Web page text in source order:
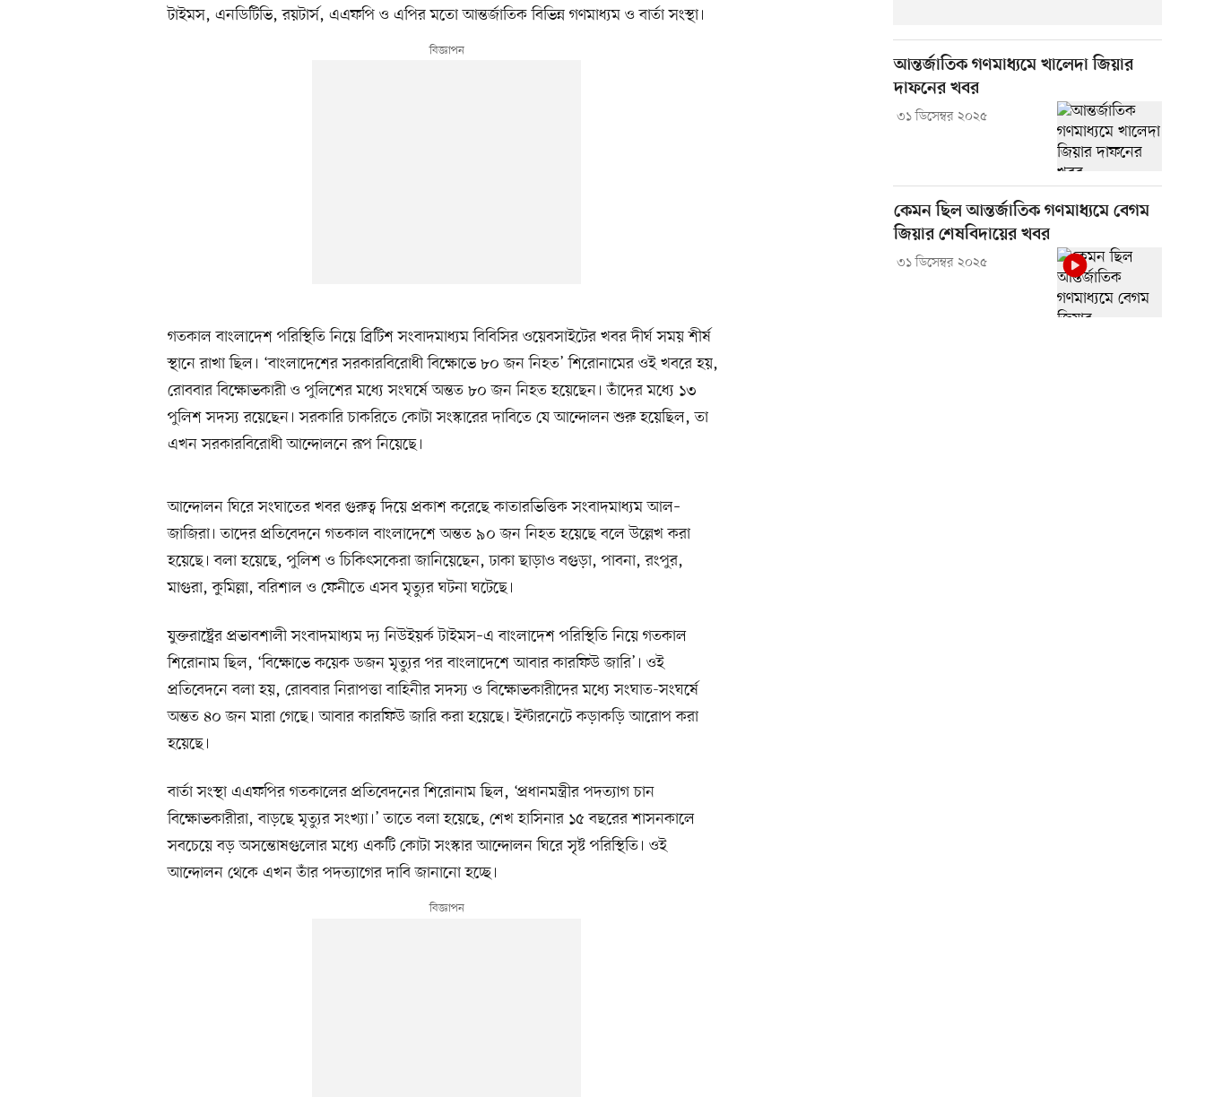
টাইমস, এনডিটিভি, রয়টার্স, এএফপি ও এপির মতো আন্তর্জাতিক বিভিন্ন গণমাধ্যম ও বার্তা সংস্থা।
গতকাল বাংলাদেশ পরিস্থিতি নিয়ে ব্রিটিশ সংবাদমাধ্যম বিবিসির ওয়েবসাইটের খবর দীর্ঘ সময় শীর্ষ
স্থানে রাখা ছিল। ‘বাংলাদেশের সরকারবিরোধী বিক্ষোভে ৮০ জন নিহত’ শিরোনামের ওই খবরে হয়,
রোববার বিক্ষোভকারী ও পুলিশের মধ্যে সংঘর্ষে অন্তত ৮০ জন নিহত হয়েছেন। তাঁদের মধ্যে ১৩
পুলিশ সদস্য রয়েছেন। সরকারি চাকরিতে কোটা সংস্কারের দাবিতে যে আন্দোলন শুরু হয়েছিল, তা
এখন সরকারবিরোধী আন্দোলনে রূপ নিয়েছে।
আন্দোলন ঘিরে সংঘাতের খবর গুরুত্ব দিয়ে প্রকাশ করেছে কাতারভিত্তিক সংবাদমাধ্যম আল–
জাজিরা। তাদের প্রতিবেদনে গতকাল বাংলাদেশে অন্তত ৯০ জন নিহত হয়েছে বলে উল্লেখ করা
হয়েছে। বলা হয়েছে, পুলিশ ও চিকিৎসকেরা জানিয়েছেন, ঢাকা ছাড়াও বগুড়া, পাবনা, রংপুর,
মাগুরা, কুমিল্লা, বরিশাল ও ফেনীতে এসব মৃত্যুর ঘটনা ঘটেছে।
যুক্তরাষ্ট্রের প্রভাবশালী সংবাদমাধ্যম দ্য নিউইয়র্ক টাইমস–এ বাংলাদেশ পরিস্থিতি নিয়ে গতকাল
শিরোনাম ছিল, ‘বিক্ষোভে কয়েক ডজন মৃত্যুর পর বাংলাদেশে আবার কারফিউ জারি’। ওই
প্রতিবেদনে বলা হয়, রোববার নিরাপত্তা বাহিনীর সদস্য ও বিক্ষোভকারীদের মধ্যে সংঘাত-সংঘর্ষে
অন্তত ৪০ জন মারা গেছে। আবার কারফিউ জারি করা হয়েছে। ইন্টারনেটে কড়াকড়ি আরোপ করা
হয়েছে।
বার্তা সংস্থা এএফপির গতকালের প্রতিবেদনের শিরোনাম ছিল, ‘প্রধানমন্ত্রীর পদত্যাগ চান
বিক্ষোভকারীরা, বাড়ছে মৃত্যুর সংখ্যা।’ তাতে বলা হয়েছে, শেখ হাসিনার ১৫ বছরের শাসনকালে
সবচেয়ে বড় অসন্তোষগুলোর মধ্যে একটি কোটা সংস্কার আন্দোলন ঘিরে সৃষ্ট পরিস্থিতি। ওই
আন্দোলন থেকে এখন তাঁর পদত্যাগের দাবি জানানো হচ্ছে।
আন্তর্জাতিক গণমাধ্যমে খালেদা জিয়ার
দাফনের খবর
৩১ ডিসেম্বর ২০২৫
কেমন ছিল আন্তর্জাতিক গণমাধ্যমে বেগম
জিয়ার শেষবিদায়ের খবর
৩১ ডিসেম্বর ২০২৫